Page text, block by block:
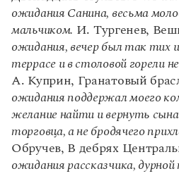
Словари русского языка как
Справочники
Правила русской орфографии и
Русский язык. Краткий
Письмовник
Справочник по пунктуации
Словарь-справочник трудностей
Управление в русском
Словарь русских имён
Словарь методических
Правила русской
(1956)
ожидания Санина, весьма
мальчиком. И. Тургенев,
ожидания, вечер был так тих
террасе и в столовой горели
А. Куприн, Гранатовый
ожидания поддержал моего
желание найти и вернуть
торговца, а не бродячего
Обручев, В дебрях
ожидания рассказчика,